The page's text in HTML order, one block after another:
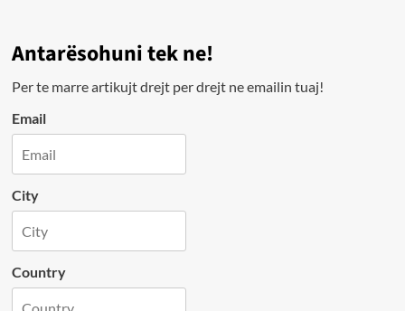
Antarësohuni tek ne!
Per te marre artikujt drejt per drejt ne emailin tuaj!
Email
City
Country